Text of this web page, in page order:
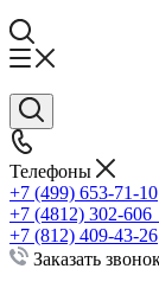
Телефоны
+7 (499) 653-71-10
+7 (4812) 302-606
+7 (812) 409-43-26
Заказать